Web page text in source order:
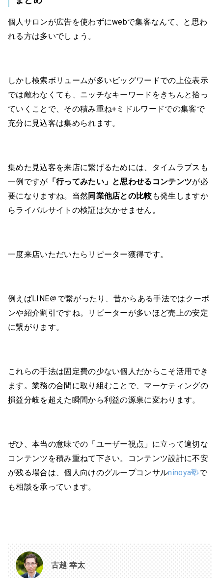
個人サロンが広告を使わずにwebで集客なんて、と思わ
れる方は多いでしょう。
しかし検索ボリュームが多いビッグワードでの上位表示
では敵わなくても、ニッチなキーワードをきちんと拾っ
ていくことで、その積み重ね+ミドルワードでの集客で
充分に見込客は集められます。
集めた見込客を来店に繋げるためには、タイムラプスも
一例ですが 「行ってみたい」と思わせるコンテンツが必
要になりますね。当然 同業他店との比較 も発生しますか
らライバルサイトの検証は欠かせません。
一度来店いただいたらリピーター獲得です。
例えばLINE＠で繋がったり、昔からある手法ではクーポ
ンや紹介割引ですね。リピーターが多いほど売上の安定
に繋がります。
これらの手法は固定費の少ない個人だからこそ活用でき
ます。業務の合間に取り組むことで、マーケティングの
損益分岐を超えた瞬間から利益の源泉に変わります。
ぜひ、本当の意味での「ユーザー視点」に立って適切な
コンテンツを積み重ねて下さい。コンテンツ設計に不安
が残る場合は、個人向けのグループコンサルninoya塾で
も相談を承っています。
古越 幸太